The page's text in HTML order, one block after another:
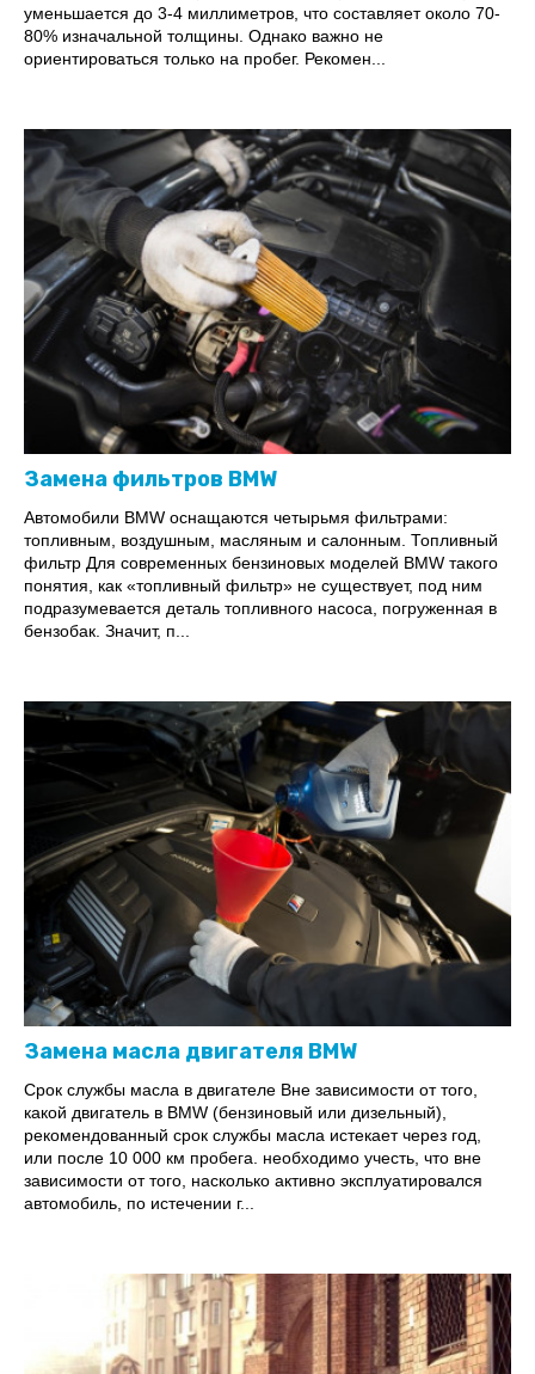
уменьшается до 3-4 миллиметров, что составляет около 70-
80% изначальной толщины. Однако важно не
ориентироваться только на пробег. Рекомен...
Замена фильтров BMW
Автомобили BMW оснащаются четырьмя фильтрами:
топливным, воздушным, масляным и салонным. Топливный
фильтр Для современных бензиновых моделей BMW такого
понятия, как «топливный фильтр» не существует, под ним
подразумевается деталь топливного насоса, погруженная в
бензобак. Значит, п...
Замена масла двигателя BMW
Срок службы масла в двигателе Вне зависимости от того,
какой двигатель в BMW (бензиновый или дизельный),
рекомендованный срок службы масла истекает через год,
или после 10 000 км пробега. необходимо учесть, что вне
зависимости от того, насколько активно эксплуатировался
автомобиль, по истечении г...